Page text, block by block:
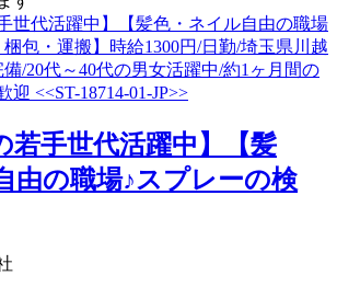
若手世代活躍中】【髪
由の職場♪スプレーの検